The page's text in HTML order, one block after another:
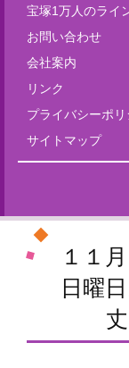
宝塚1万人のライ
お問い合わせ
会社案内
リンク
プライバシーポリ
サイトマップ
１１
日曜